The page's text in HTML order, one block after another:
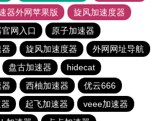
器外网苹果版
旋风加速度器
网入口
原子加速器
旋风加速度器
外网网址导航
盘古加速器
hidecat
西柚加速器
优云666
起飞加速器
veee加速器